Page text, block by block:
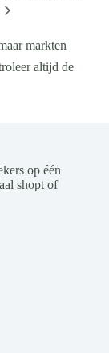
markten
altijd de
op één
shopt of